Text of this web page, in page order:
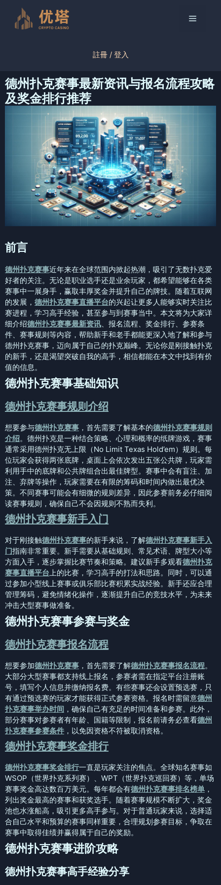
菜
註冊 / 登入
德州扑克赛事最新资讯与报名流程攻略
及奖金排行推荐
前言
德州扑克赛事近年来在全球范围内掀起热潮，吸引了无数扑克爱
好者的关注。无论是职业选手还是业余玩家，都希望能够在各类
赛事中一展身手，赢取丰厚奖金并提升自己的牌技。随着互联网
的发展， 德州扑克赛事直播平台的兴起让更多人能够实时关注比
赛进程，学习高手经验，甚至参与到赛事当中。本文将为大家详
细介绍德州扑克赛事最新资讯、报名流程、奖金排行、参赛条
件、赛事规则等内容，帮助新手和老手都能更深入地了解和参与
德州扑克赛事，迈向属于自己的扑克巅峰。无论你是刚接触扑克
的新手，还是渴望突破自我的高手，相信都能在本文中找到有价
值的信息。
德州扑克赛事基础知识
德州扑克赛事规则介绍
想要参与德州扑克赛事 ，首先需要了解基本的德州扑克赛事规则
介绍。德州扑克是一种结合策略、心理和概率的纸牌游戏，赛事
通常采用德州扑克无上限（No Limit Texas Hold’em）规则。每
位玩家会获得两张底牌，桌面上会依次发出五张公共牌，玩家需
利用手中的底牌和公共牌组合出最佳牌型。赛事中会有盲注、加
注、弃牌等操作，玩家需要在有限的筹码和时间内做出最优决
策。不同赛事可能会有细微的规则差异，因此参赛前务必仔细阅
读赛事规则，确保自己不会因规则不熟而失利。
德州扑克赛事新手入门
对于刚接触德州扑克赛事的新手来说，了解德州扑克赛事新手入
门指南非常重要。新手需要从基础规则、常见术语、牌型大小等
方面入手，逐步掌握比赛节奏和策略。建议新手多观看德州扑克
赛事直播平台上的比赛，学习高手的打法和思路。同时，可以通
过参加小型线上赛事或俱乐部比赛积累实战经验。新手还应合理
管理筹码，避免情绪化操作，逐渐提升自己的竞技水平，为未来
冲击大型赛事做准备。
德州扑克赛事参赛与奖金
德州扑克赛事报名流程
想要参加德州扑克赛事 ，首先需要了解德州扑克赛事报名流程。
大部分大型赛事都支持线上报名，参赛者需在指定平台注册账
号，填写个人信息并缴纳报名费。有些赛事还会设置预选赛，只
有通过预选赛的玩家才能获得正式参赛资格。报名时需留意德州
扑克赛事举办时间 ，确保自己有充足的时间准备和参赛。此外，
部分赛事对参赛者有年龄、国籍等限制，报名前请务必查看德州
扑克赛事参赛条件 ，以免因资格不符被取消资格。
德州扑克赛事奖金排行
德州扑克赛事奖金排行一直是玩家关注的焦点。全球知名赛事如
WSOP（世界扑克系列赛）、WPT（世界扑克巡回赛）等，单场
赛事奖金高达数百万美元。每年都会有德州扑克赛事排名榜单 ，
列出奖金最高的赛事和获奖选手。随着赛事规模不断扩大，奖金
池也水涨船高，吸引更多高手参与。对于普通玩家来说，选择适
合自己水平和预算的赛事同样重要，合理规划参赛目标，争取在
赛事中取得佳绩并赢得属于自己的奖励。
德州扑克赛事进阶攻略
德州扑克赛事高手经验分享